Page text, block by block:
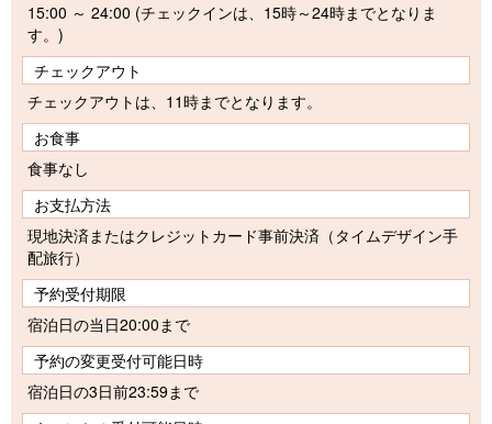
15:00 ～ 24:00 (チェックインは、15時～24時までとなりま
す。)
チェックアウト
チェックアウトは、11時までとなります。
お食事
食事なし
お支払方法
現地決済またはクレジットカード事前決済（タイムデザイン手
配旅行）
予約受付期限
宿泊日の当日20:00まで
予約の変更受付可能日時
宿泊日の3日前23:59まで